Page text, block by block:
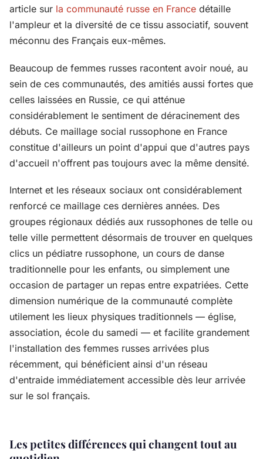
article sur la communauté russe en France détaille
l'ampleur et la diversité de ce tissu associatif, souvent
méconnu des Français eux-mêmes.
Beaucoup de femmes russes racontent avoir noué, au
sein de ces communautés, des amitiés aussi fortes que
celles laissées en Russie, ce qui atténue
considérablement le sentiment de déracinement des
débuts. Ce maillage social russophone en France
constitue d'ailleurs un point d'appui que d'autres pays
d'accueil n'offrent pas toujours avec la même densité.
Internet et les réseaux sociaux ont considérablement
renforcé ce maillage ces dernières années. Des
groupes régionaux dédiés aux russophones de telle ou
telle ville permettent désormais de trouver en quelques
clics un pédiatre russophone, un cours de danse
traditionnelle pour les enfants, ou simplement une
occasion de partager un repas entre expatriées. Cette
dimension numérique de la communauté complète
utilement les lieux physiques traditionnels — église,
association, école du samedi — et facilite grandement
l'installation des femmes russes arrivées plus
récemment, qui bénéficient ainsi d'un réseau
d'entraide immédiatement accessible dès leur arrivée
sur le sol français.
Les petites différences qui changent tout au